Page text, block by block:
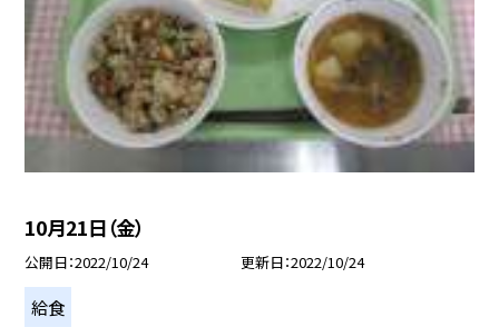
10月21日（金）
公開日 2022/10/24 更新日 2022/10/24
給食